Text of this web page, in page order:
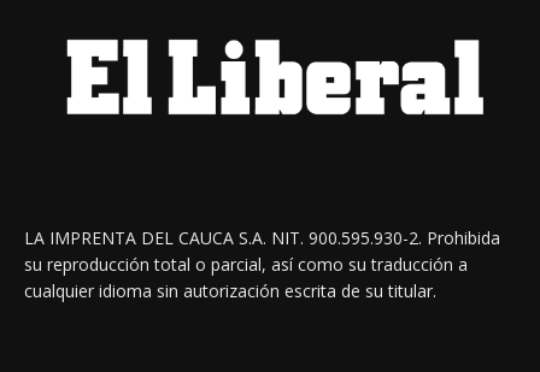
LA IMPRENTA DEL CAUCA S.A. NIT. 900.595.930-2. Prohibida
su reproducción total o parcial, así como su traducción a
cualquier idioma sin autorización escrita de su titular.